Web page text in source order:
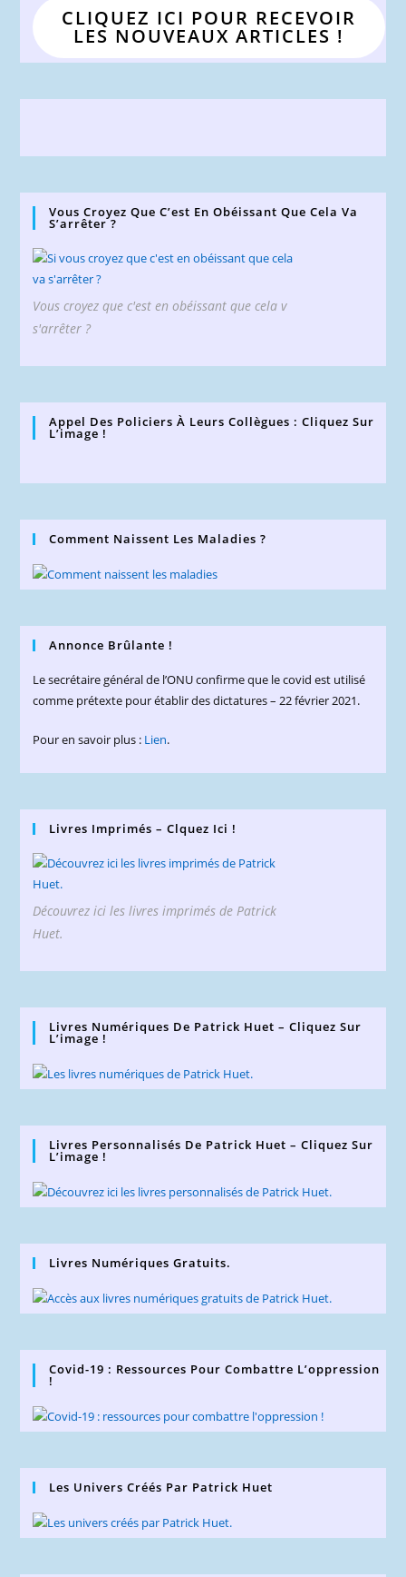
CLIQUEZ ICI POUR RECEVOIR
LES NOUVEAUX ARTICLES !
Vous Croyez Que C’est En Obéissant Que Cela Va
S’arrêter ?
Vous croyez que c'est en obéissant que cela v
s'arrêter ?
Appel Des Policiers À Leurs Collègues : Cliquez Sur
L’image !
Comment Naissent Les Maladies ?
Annonce Brûlante !
Le secrétaire général de l’ONU confirme que le covid est utilisé
comme prétexte pour établir des dictatures – 22 février 2021.
Pour en savoir plus : Lien.
Livres Imprimés – Clquez Ici !
Découvrez ici les livres imprimés de Patrick
Huet.
Livres Numériques De Patrick Huet – Cliquez Sur
L’image !
Livres Personnalisés De Patrick Huet – Cliquez Sur
L’image !
Livres Numériques Gratuits.
Covid-19 : Ressources Pour Combattre L’oppression
!
Les Univers Créés Par Patrick Huet